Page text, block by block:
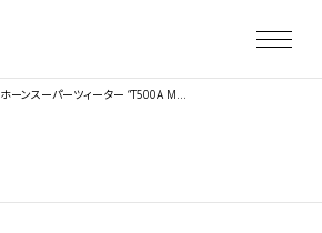
ホーンスーパーツィーター “T500A MkⅢ” 通常販売開始、専用ネットワークボックスを発売します。